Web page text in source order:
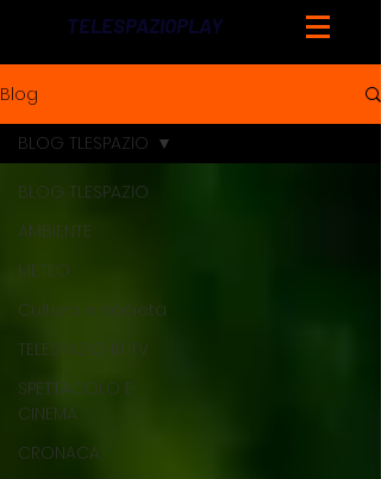
TELESPAZIOPLAY
Blog
BLOG TLESPAZIO
AMBIENTE
METEO
Cultura e società
TELESPAZIO IN TV
SPETTACOLO E
CINEMA
CRONACA
BLOG TLESPAZIO